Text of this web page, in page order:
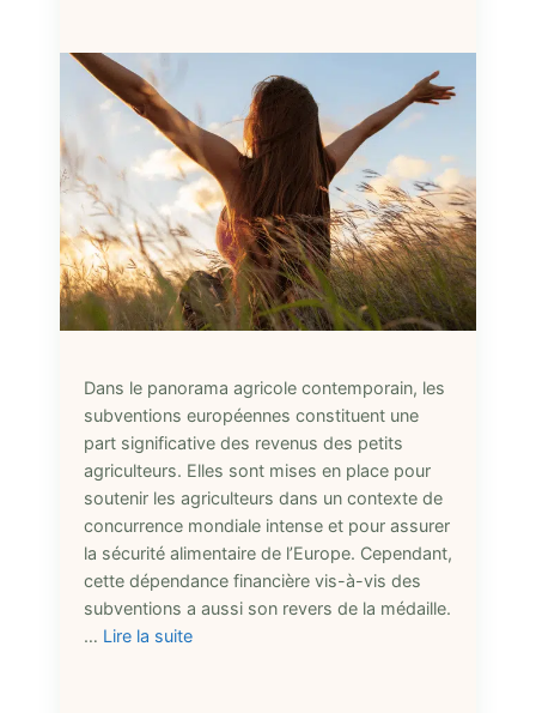
Dans le panorama agricole contemporain, les
subventions européennes constituent une
part significative des revenus des petits
agriculteurs. Elles sont mises en place pour
soutenir les agriculteurs dans un contexte de
concurrence mondiale intense et pour assurer
la sécurité alimentaire de l’Europe. Cependant,
cette dépendance financière vis-à-vis des
subventions a aussi son revers de la médaille.
… Lire la suite